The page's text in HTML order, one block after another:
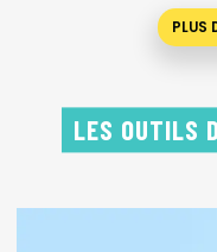
PLUS
LES OUTILS